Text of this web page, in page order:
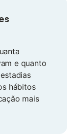
e quanto
hábitos
mais